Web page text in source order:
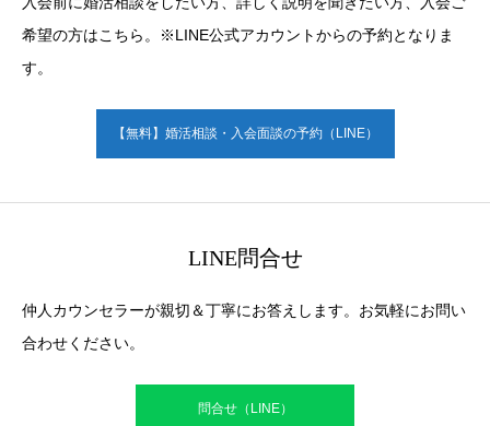
希望の方はこちら。※LINE公式アカウントからの予約となりま
す。
【無料】婚活相談・入会面談の予約（LINE）
LINE問合せ
仲人カウンセラーが親切＆丁寧にお答えします。お気軽にお問い
合わせください。
問合せ（LINE）